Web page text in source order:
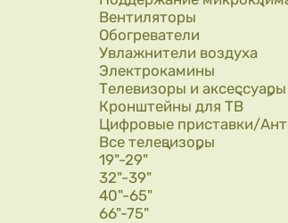
Вентиляторы
Обогреватели
Увлажнители воздуха
Электрокамины
Телевизоры и аксессуары
Кронштейны для ТВ
Цифровые приставки/
Все телевизоры
19"-29"
32"-39"
40"-65"
66"-75"